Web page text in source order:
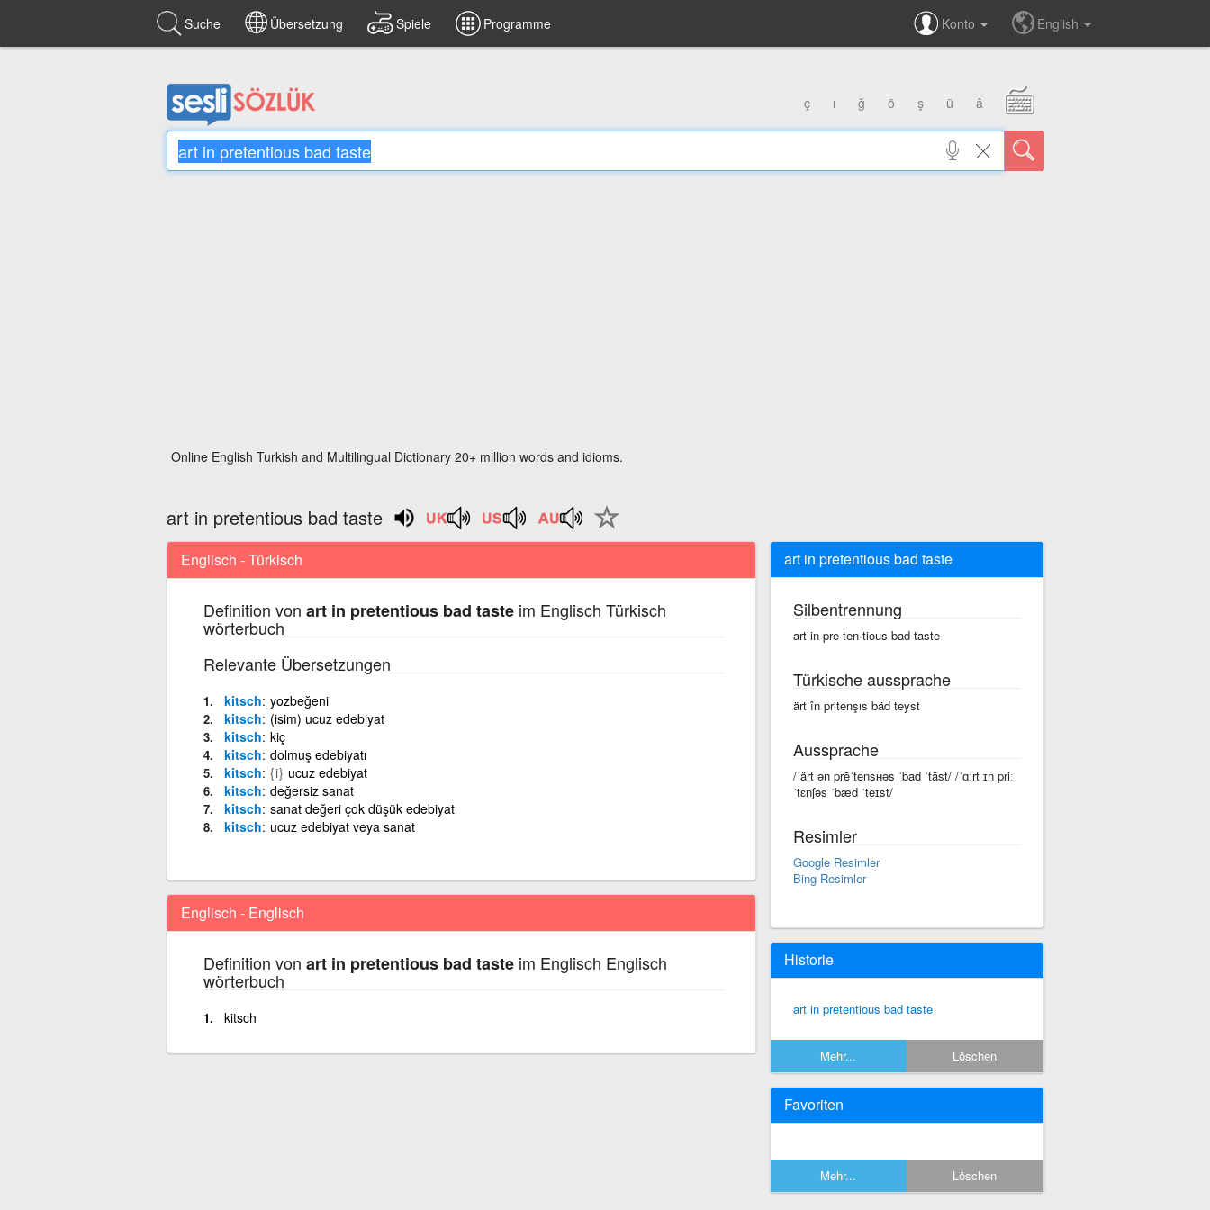
Suche Übersetzung Spiele Programme Konto English
ç ı ğ ö ş ü â
Online English Turkish and Multilingual Dictionary 20+ million words and idioms.
art in pretentious bad taste
Englisch - Türkisch
Definition von art in pretentious bad tasteim Englisch Türkisch
wörterbuch
Relevante Übersetzungen
kitsch yozbeğeni
kitsch (isim) ucuz edebiyat
kitsch kiç
kitsch dolmuş edebiyatı
kitsch {i} ucuz edebiyat
kitsch değersiz sanat
kitsch sanat değeri çok düşük edebiyat
kitsch ucuz edebiyat veya sanat
Englisch - Englisch
Definition von art in pretentious bad tasteim Englisch Englisch
wörterbuch
kitsch
art in pretentious bad taste
Silbentrennung
art in pre·ten·tious bad taste
Türkische aussprache
ärt în pritenşıs bäd teyst
Aussprache
/ˈärt ən prēˈtensʜəs ˈbad ˈtāst/ /ˈɑːrt ɪn priː
ˈtɛnʃəs ˈbæd ˈteɪst/
Resimler
Google Resimler
Bing Resimler
Historie
art in pretentious bad taste
Mehr... Löschen
Favoriten
Mehr... Löschen